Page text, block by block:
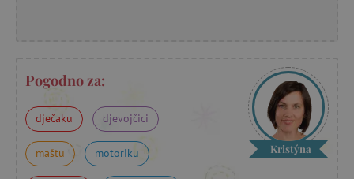
Pogodno za:
dječaku djevojčici
maštu motoriku Kristýna